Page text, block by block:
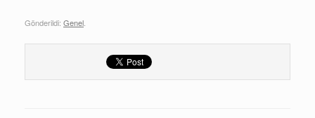
Gönderildi: Genel.